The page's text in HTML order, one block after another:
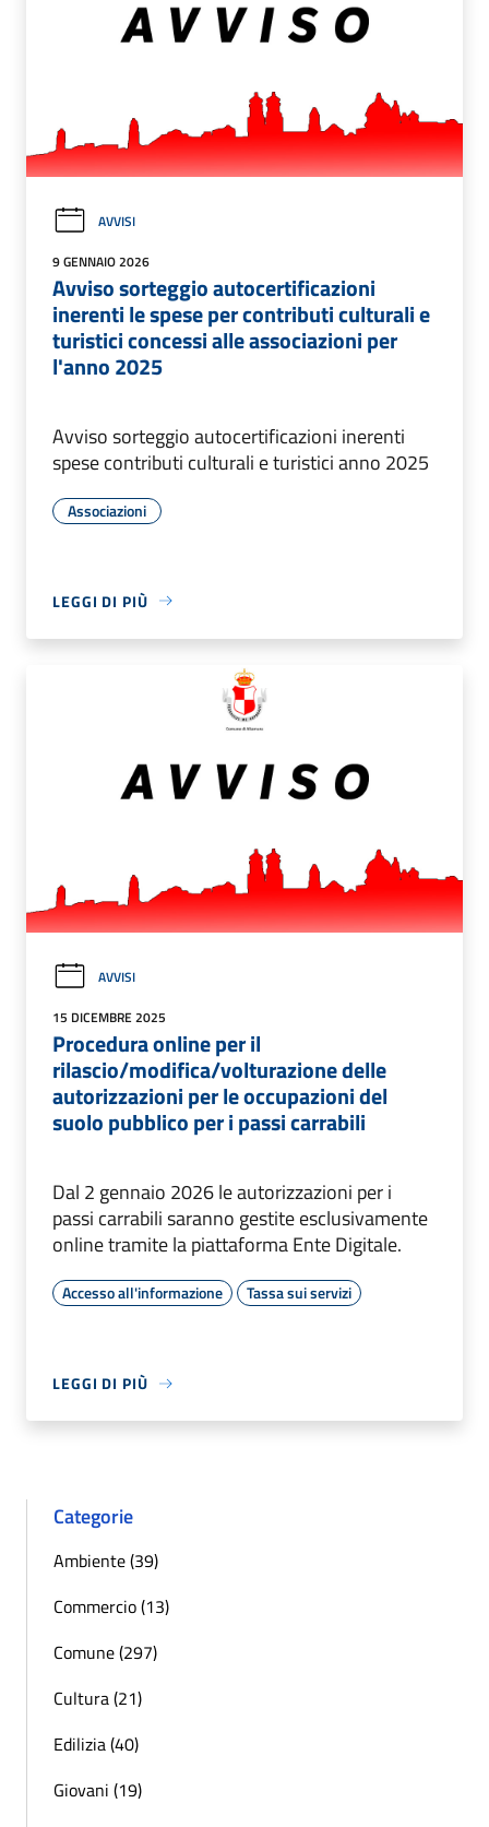
AVVISI
9 GENNAIO 2026
Avviso sorteggio autocertificazioni
inerenti le spese per contributi culturali e
turistici concessi alle associazioni per
l'anno 2025
Avviso sorteggio autocertificazioni inerenti
spese contributi culturali e turistici anno 2025
Associazioni
LEGGI DI PIÙ
AVVISI
15 DICEMBRE 2025
Procedura online per il
rilascio/modifica/volturazione delle
autorizzazioni per le occupazioni del
suolo pubblico per i passi carrabili
Dal 2 gennaio 2026 le autorizzazioni per i
passi carrabili saranno gestite esclusivamente
online tramite la piattaforma Ente Digitale.
Accesso all'informazione Tassa sui servizi
LEGGI DI PIÙ
Categorie
Ambiente (39)
Commercio (13)
Comune (297)
Cultura (21)
Edilizia (40)
Giovani (19)